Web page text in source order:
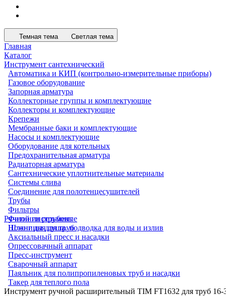
Темная тема Светлая тема
Главная
Каталог
Инструмент сантехнический
Автоматика и КИП (контрольно-измерительные приборы)
Газовое оборудование
Запорная арматура
Коллекторные группы и комплектующие
Коллекторы и комплектующие
Крепежи
Мембранные баки и комплектующие
Насосы и комплектующие
Оборудование для котельных
Предохранительная арматура
Радиаторная арматура
Сантехнические уплотнительные материалы
Системы слива
Соединение для полотенцесушителей
Трубы
Фильтры
Фитинги резьбовые
Шланг для душа, подводка для воды и излив
Ручной инструмент
Ножницы для труб
Аксиальный пресс и насадки
Опрессовачный аппарат
Пресс-инструмент
Сварочный аппарат
Паяльник для полипропиленовых труб и насадки
Такер для теплого пола
Инструмент ручной расширительный TIM FT1632 для труб